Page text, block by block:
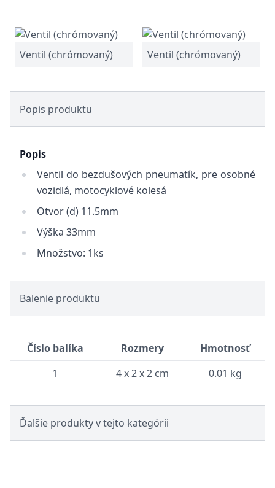
Ventil (chrómovaný) Ventil (chrómovaný)
Popis produktu
Popis
Ventil do bezdušových pneumatík, pre osobné
vozidlá, motocyklové kolesá
Otvor (d) 11.5mm
Výška 33mm
Množstvo: 1ks
Balenie produktu
Číslo balíka Rozmery
Hmotnosť
1
4 x 2 x 2 cm 0.01 kg
Ďalšie produkty v tejto kategórii